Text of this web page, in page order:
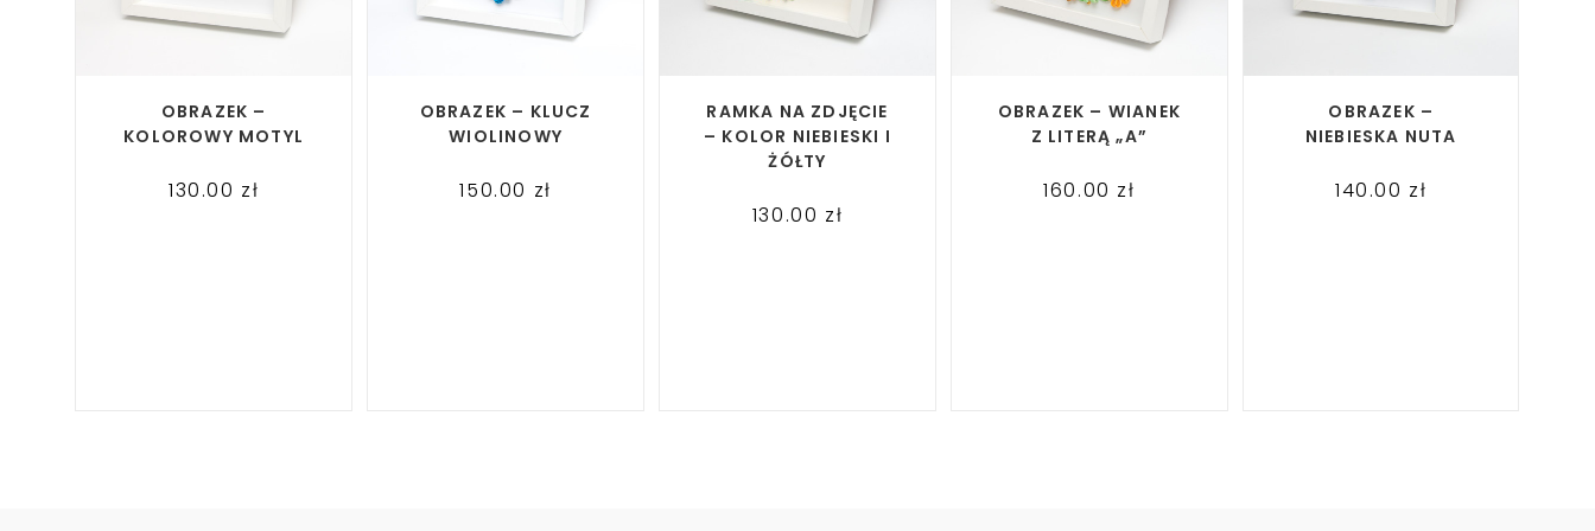
OBRAZEK –
KOLOROWY MOTYL
130.00 zł
OBRAZEK – KLUCZ
WIOLINOWY
150.00 zł
RAMKA NA ZDJĘCIE
– KOLOR NIEBIESKI I
ŻÓŁTY
130.00 zł
OBRAZEK – WIANEK
Z LITERĄ „A”
160.00 zł
OBRAZEK –
NIEBIESKA NUTA
140.00 zł